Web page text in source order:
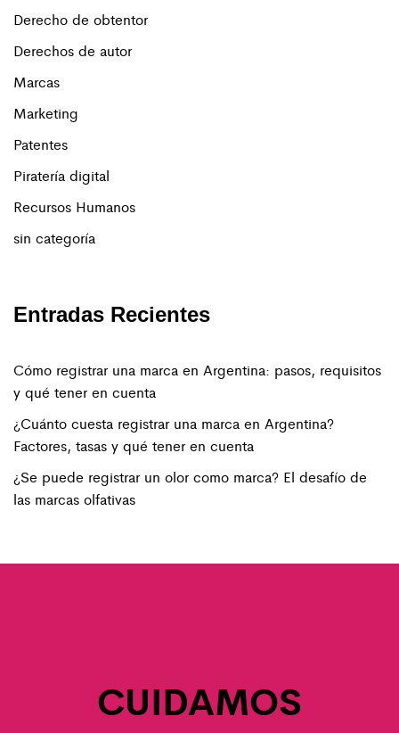
Derecho de obtentor
Derechos de autor
Marcas
Marketing
Patentes
Piratería digital
Recursos Humanos
sin categoría
Entradas Recientes
Cómo registrar una marca en Argentina: pasos, requisitos
y qué tener en cuenta
¿Cuánto cuesta registrar una marca en Argentina?
Factores, tasas y qué tener en cuenta
¿Se puede registrar un olor como marca? El desafío de
las marcas olfativas
CUIDAMOS